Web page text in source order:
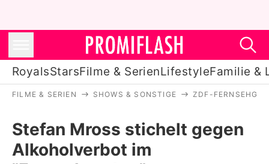
RoyalsStarsFilme & SerienLifestyleFamilie &
Stars
Filme & Serien
FILME & SERIEN SHOWS & SONSTIGE ZDF-
Stefan Mross stichelt gegen
Alkoholverbot im